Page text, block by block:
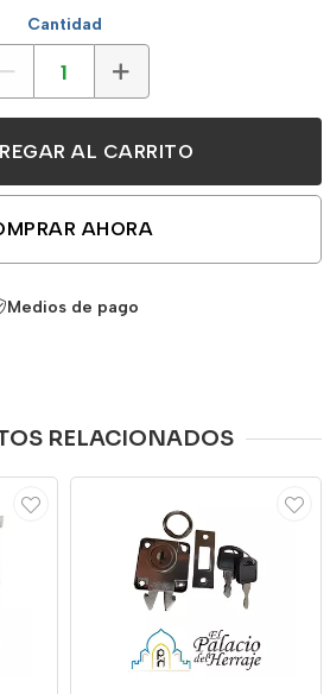
Cantidad
AL CARRITO
AHORA
Medios de pago
RELACIONADOS